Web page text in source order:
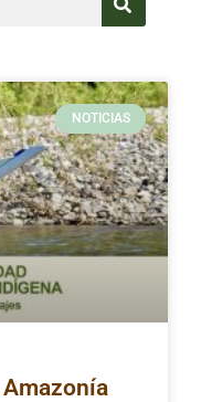
NOTICIAS
Amazonía